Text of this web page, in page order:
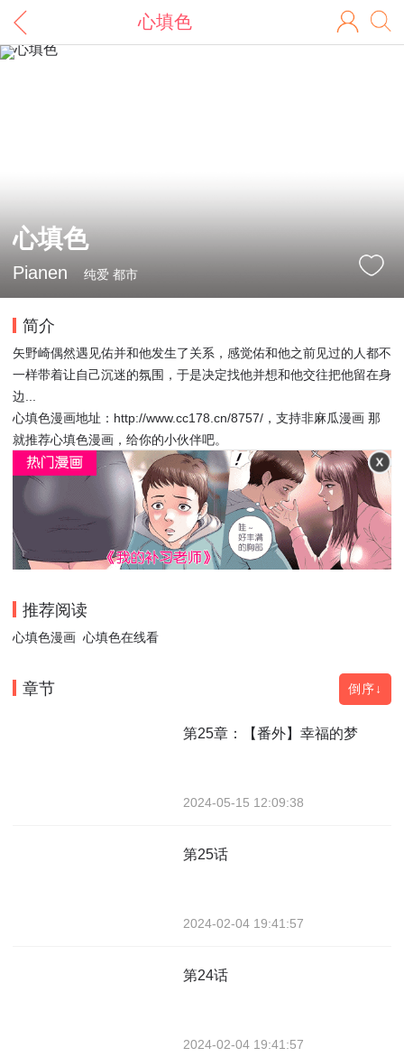
心填色
心填色
Pianen 纯爱 都市
简介
矢野崎偶然遇见佑并和他发生了关系，感觉佑和他之前见过的人都不
一样带着让自己沉迷的氛围，于是决定找他并想和他交往把他留在身
边...
心填色漫画地址：http://www.cc178.cn/8757/，支持非麻瓜漫画 那
就推荐心填色漫画，给你的小伙伴吧。
推荐阅读
心填色漫画 心填色在线看
章节 倒序↓
第25章：【番外】幸福的梦
2024-05-15 12:09:38
第25话
2024-02-04 19:41:57
第24话
2024-02-04 19:41:57